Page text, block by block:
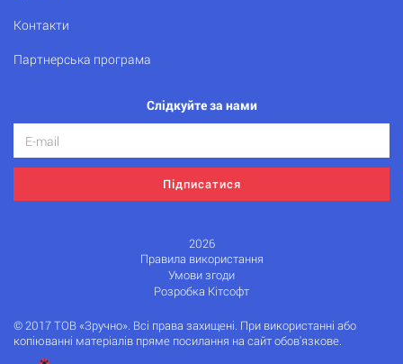
Контакти
Партнерська програма
Слідкуйте за нами
Підписатися
2026
Правила використання
Умови згоди
Розробка Кітсофт
© 2017 ТОВ «Зручно». Всі права захищені. При використанні або
копіюванні матеріалів пряме посилання на сайт обов'язкове.